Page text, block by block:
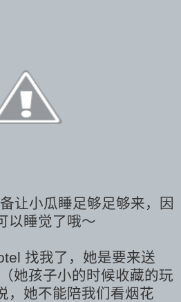
让小瓜睡足够足够来，因
以睡觉了哦～
找我了，她是要来送
她孩子小的时候收藏的玩
，她不能陪我们看烟花